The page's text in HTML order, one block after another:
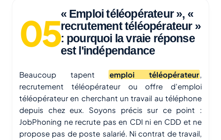
« Emploi téléopérateur », «
recrutement téléopérateur »
: pourquoi la vraie réponse
est l'indépendance
Beaucoup tapent emploi téléopérateur,
recrutement téléopérateur ou offre d'emploi
téléopérateur en cherchant un travail au téléphone
depuis chez eux. Soyons précis sur ce point :
JobPhoning ne recrute pas en CDI ni en CDD et ne
propose pas de poste salarié. Ni contrat de travail,